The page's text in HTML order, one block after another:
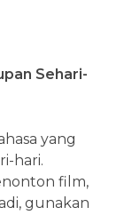
Sehari-
yang
hari.
film,
gunakan